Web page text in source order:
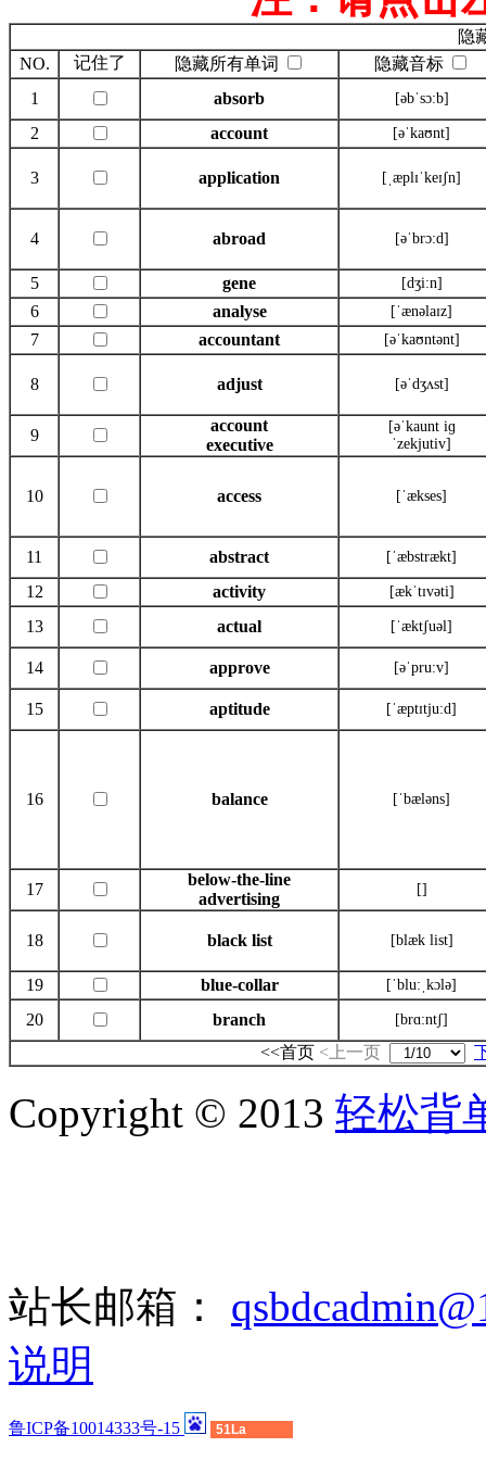
隐
NO.
记住了 隐藏所有单词
隐藏音标
1
absorb [əbˈsɔ:b]
2 account [əˈkaʊnt]
3 application [ˌæplɪˈkeɪʃn]
4 abroad [əˈbrɔ:d]
5 gene [dʒi:n]
6 analyse [ˈænəlaɪz]
7 accountant [əˈkaʊntənt]
8 adjust [əˈdʒʌst]
9
account
executive
[əˈkaunt iɡ
ˈzekjutiv]
10 access [ˈækses]
11 abstract [ˈæbstrækt]
12 activity [ækˈtɪvəti]
13 actual [ˈæktʃuəl]
14 approve [əˈpru:v]
15 aptitude [ˈæptɪtju:d]
16 balance [ˈbæləns]
17
below-the-line
advertising
[]
18 black list [blæk list]
19 blue-collar [ˈblu:ˌkɔlə]
20 branch [brɑ:ntʃ]
<<首页 <上一页
Copyright © 2013 轻松背
站长邮箱：
说明
鲁ICP备10014333号-15 51La